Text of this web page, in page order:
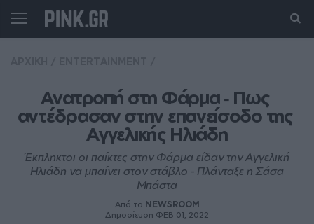
Ανατροπή στη Φάρμα ‑ Πως
αντέδρασαν στην επανείσοδο της
Αγγελικής Ηλιάδη
Έκπληκτοι οι παίκτες στην Φάρμα είδαν την Αγγελική
Ηλιάδη να μπαίνει στον στάβλο - Πλάνταξε η Σάσα
Μπάστα
Από το NEWSROOM
Δημοσίευση ΦΕΒ 01, 2022